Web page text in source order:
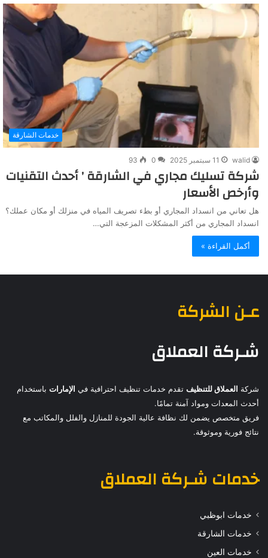
خدمات الشارقة
walid 11 سبتمبر 2025 0
93
شركة تسليك مجاري في الشارقة ’ أحدث التقنيات
وأرخص الأسعار
هل تعاني من انسداد المجاري أو بطء تصريف المياه في منزلك أو مكان عملك؟
انسداد المجاري من أكثر المشكلات المزعجة التي…
أكمل القراءة »
عـن الشركة
شـركة العملاق
شركة العملاق للتنظيف تقدم خدمات تنظيف احترافية في الإمارات باستخدام
أحدث المعدات ومواد آمنة تمامًا.
فريق متخصص يضمن لك نظافة عالية الجودة للمنازل والفلل والمكاتب مع
نتائج فورية وموثوقة.
خدمات شـركة العملاق
خدمات ابوظبي
خدمات الشارقة
خدمات العين